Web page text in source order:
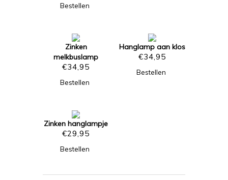
Bestellen
Zinken
melkbuslamp
€34,95
Bestellen
Hanglamp aan klos
€34,95
Bestellen
Zinken hanglampje
€29,95
Bestellen